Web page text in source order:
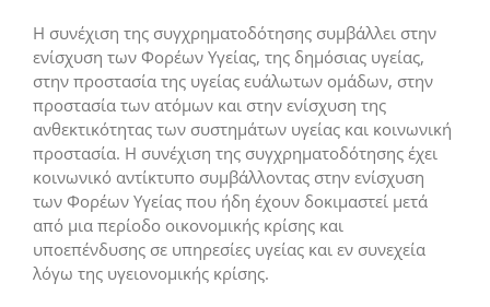
Η συνέχιση της συγχρηματοδότησης συμβάλλει στην
ενίσχυση των Φορέων Υγείας, της δημόσιας υγείας,
στην προστασία της υγείας ευάλωτων ομάδων, στην
προστασία των ατόμων και στην ενίσχυση της
ανθεκτικότητας των συστημάτων υγείας και κοινωνική
προστασία. Η συνέχιση της συγχρηματοδότησης έχει
κοινωνικό αντίκτυπο συμβάλλοντας στην ενίσχυση
των Φορέων Υγείας που ήδη έχουν δοκιμαστεί μετά
από μια περίοδο οικονομικής κρίσης και
υποεπένδυσης σε υπηρεσίες υγείας και εν συνεχεία
λόγω της υγειονομικής κρίσης.